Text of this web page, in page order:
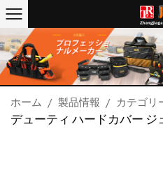
ホーム / 製品情報 / カテゴリ
デューティ ハードカバー ジ